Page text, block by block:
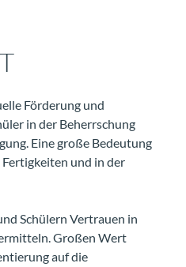
Förderung und
in der Beherrschung
Eine große Bedeutung
und in der
Schülern Vertrauen in
Großen Wert
auf die